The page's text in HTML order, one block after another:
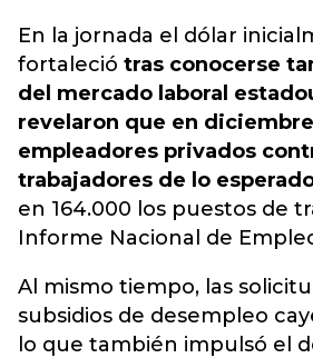
En la jornada el dólar
fortaleció tras conocerse
del mercado laboral
revelaron que en
empleadores privados
trabajadores de lo
en 164.000 los puestos de
Informe Nacional de
Al mismo tiempo, las
subsidios de desempleo
lo que también impulsó el